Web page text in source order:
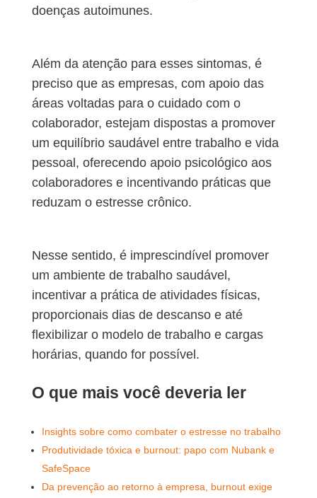
doenças autoimunes.
Além da atenção para esses sintomas, é
preciso que as empresas, com apoio das
áreas voltadas para o cuidado com o
colaborador, estejam dispostas a promover
um equilíbrio saudável entre trabalho e vida
pessoal, oferecendo apoio psicológico aos
colaboradores e incentivando práticas que
reduzam o estresse crônico.
Nesse sentido, é imprescindível promover
um ambiente de trabalho saudável,
incentivar a prática de atividades físicas,
proporcionais dias de descanso e até
flexibilizar o modelo de trabalho e cargas
horárias, quando for possível.
O que mais você deveria ler
Insights sobre como combater o estresse no trabalho
Produtividade tóxica e burnout: papo com Nubank e
SafeSpace
Da prevenção ao retorno à empresa, burnout exige